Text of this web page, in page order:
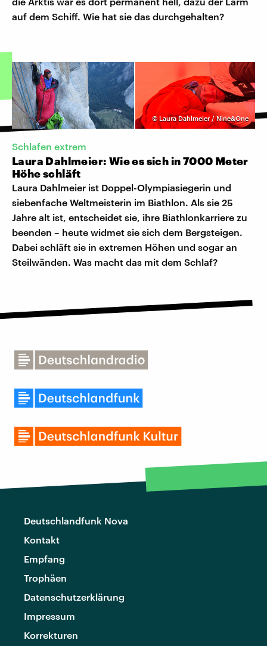
auf dem Schiff. Wie hat sie das durchgehalten?
©Laura Dahlmeier / Nine&One
Schlafen extrem
Laura Dahlmeier: Wie es sich in 7000 Meter
Höhe schläft
Laura Dahlmeier ist Doppel-Olympiasiegerin und
siebenfache Weltmeisterin im Biathlon. Als sie 25
Jahre alt ist, entscheidet sie, ihre Biathlonkarriere zu
beenden – heute widmet sie sich dem Bergsteigen.
Dabei schläft sie in extremen Höhen und sogar an
Steilwänden. Was macht das mit dem Schlaf?
Deutschlandfunk Nova
Kontakt
Empfang
Trophäen
Datenschutzerklärung
Impressum
Korrekturen